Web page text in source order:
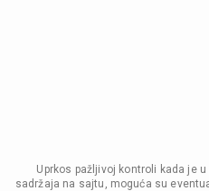
Uprkos pažljivoj kontroli kada je
sadržaja na sajtu, moguća su